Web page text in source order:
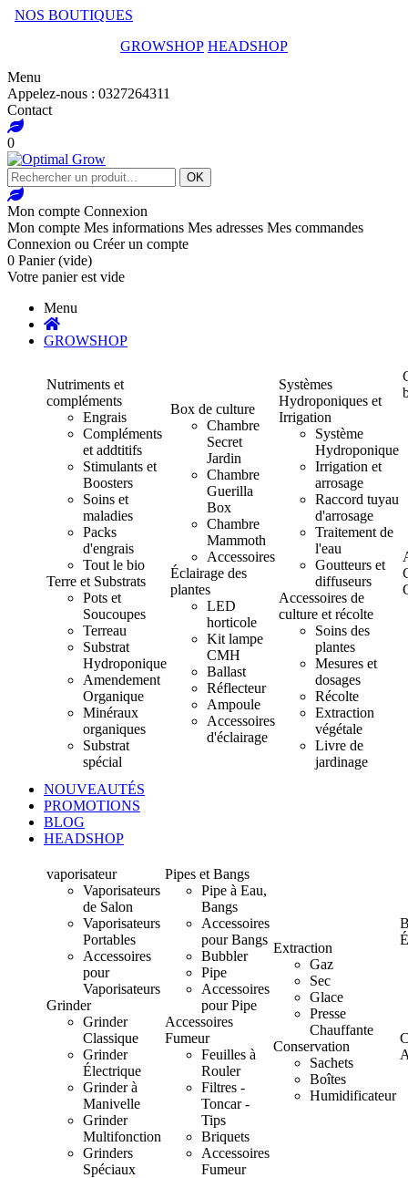
NOS BOUTIQUES
GROWSHOP HEADSHOP
Menu
Appelez-nous : 0327264311
Contact
0
OK
Mon compte Connexion
Mon compte Mes informations Mes adresses Mes commandes
Connexion ou Créer un compte
0 Panier (vide)
Votre panier est vide
Menu
GROWSHOP
Nutriments et
compléments
Engrais
Compléments
et addtitifs
Stimulants et
Boosters
Soins et
maladies
Packs
d'engrais
Tout le bio
Terre et Substrats
Pots et
Soucoupes
Terreau
Substrat
Hydroponique
Amendement
Organique
Minéraux
organiques
Substrat
spécial
Box de culture
Chambre
Secret
Jardin
Chambre
Guerilla
Box
Chambre
Mammoth
Accessoires
Éclairage des
plantes
LED
horticole
Kit lampe
CMH
Ballast
Réflecteur
Ampoule
Accessoires
d'éclairage
Systèmes
Hydroponiques et
Irrigation
Système
Hydroponique
Irrigation et
arrosage
Raccord tuyau
d'arrosage
Traitement de
l'eau
Goutteurs et
diffuseurs
Accessoires de
culture et récolte
Soins des
plantes
Mesures et
dosages
Récolte
Extraction
végétale
Livre de
jardinage
NOUVEAUTÉS
PROMOTIONS
BLOG
HEADSHOP
vaporisateur
Vaporisateurs
de Salon
Vaporisateurs
Portables
Accessoires
pour
Vaporisateurs
Grinder
Grinder
Classique
Grinder
Électrique
Grinder à
Manivelle
Grinder
Multifonction
Grinders
Spéciaux
Pipes et Bangs
Pipe à Eau,
Bangs
Accessoires
pour Bangs
Bubbler
Pipe
Accessoires
pour Pipe
Accessoires
Fumeur
Feuilles à
Rouler
Filtres -
Toncar -
Tips
Briquets
Accessoires
Fumeur
Extraction
Gaz
Sec
Glace
Presse
Chauffante
Conservation
Sachets
Boîtes
Humidificateur